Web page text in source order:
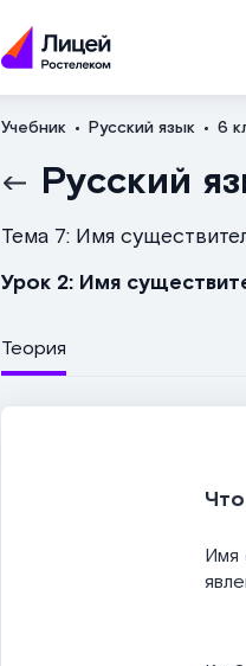
Учебник Русский язык 6
Русский
Тема 7: Имя
Урок 2: Имя
Теория
Имя